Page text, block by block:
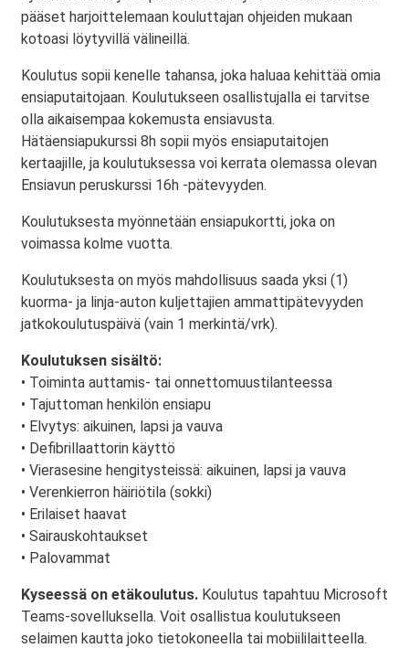
pääset harjoittelemaan kouluttajan ohjeiden mukaan
kotoasi löytyvillä välineillä.
Koulutus sopii kenelle tahansa, joka haluaa kehittää omia
ensiaputaitojaan. Koulutukseen osallistujalla ei tarvitse
olla aikaisempaa kokemusta ensiavusta.
Hätäensiapukurssi 8h sopii myös ensiaputaitojen
kertaajille, ja koulutuksessa voi kerrata olemassa olevan
Ensiavun peruskurssi 16h -pätevyyden.
Koulutuksesta myönnetään ensiapukortti, joka on
voimassa kolme vuotta.
Koulutuksesta on myös mahdollisuus saada yksi (1)
kuorma- ja linja-auton kuljettajien ammattipätevyyden
jatkokoulutuspäivä (vain 1 merkintä/vrk).
Koulutuksen sisältö:
• Toiminta auttamis- tai onnettomuustilanteessa
• Tajuttoman henkilön ensiapu
• Elvytys: aikuinen, lapsi ja vauva
• Defibrillaattorin käyttö
• Vierasesine hengitysteissä: aikuinen, lapsi ja vauva
• Verenkierron häiriötila (sokki)
• Erilaiset haavat
• Sairauskohtaukset
• Palovammat
Kyseessä on etäkoulutus. Koulutus tapahtuu Microsoft
Teams-sovelluksella. Voit osallistua koulutukseen
selaimen kautta joko tietokoneella tai mobiililaitteella.